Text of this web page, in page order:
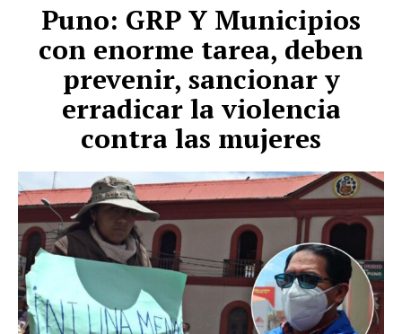
Puno: GRP Y Municipios
con enorme tarea, deben
prevenir, sancionar y
erradicar la violencia
contra las mujeres